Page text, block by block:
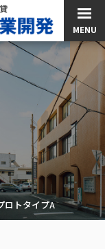
MENU
ロトタイプA